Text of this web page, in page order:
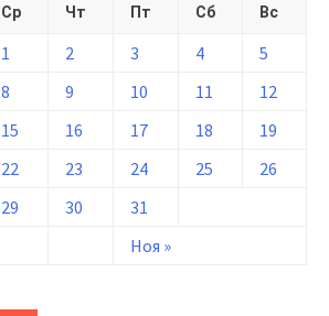
Ср Чт Пт Сб Вс
Ноя »
1 2 3 4
5
8 9 10 11
12
15 16 17 18
19
22 23 24 25
26
29 30 31